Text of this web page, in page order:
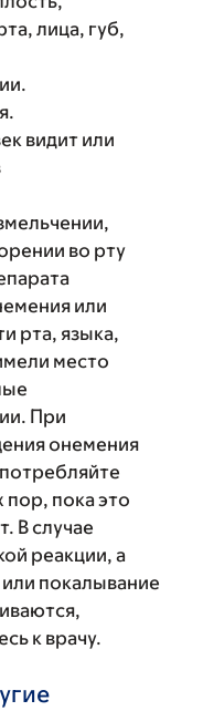
лица, губ,
видит или
во рту
или
рта, языка,
место
При
онемения
пор, пока это
В случае
реакции, а
покалывание
к врачу.